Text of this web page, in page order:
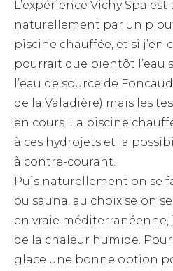
L’expérience Vichy Spa
naturellement par un
piscine chauffée, et si j’en
pourrait que bientôt l’eau
l’eau de source de
de la Valadière) mais les
en cours. La piscine
à ces hydrojets et la
à contre-courant.
Puis naturellement on se
ou sauna, au choix selon
en vraie
de la chaleur humide.
glace une bonne option